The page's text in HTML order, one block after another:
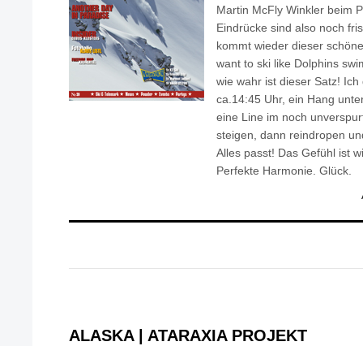
Martin McFly Winkler beim
Eindrücke sind also noch
kommt wieder dieser
want to ski like Dolphins
wie wahr ist dieser Satz!
ca.14:45 Uhr, ein Hang
eine Line im noch
steigen, dann reindropen
Alles passt! Das Gefühl ist
Perfekte Harmonie. Glück.
ALASKA | ATARAXIA PROJEKT